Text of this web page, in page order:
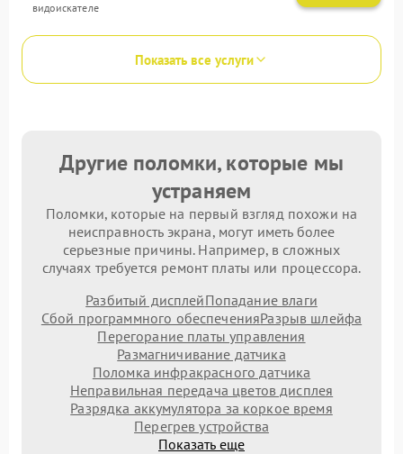
видоискателе
Показать все услуги
Другие поломки, которые мы
устраняем
Поломки, которые на первый взгляд похожи на
неисправность экрана, могут иметь более
серьезные причины. Например, в сложных
случаях требуется ремонт платы или процессора.
Разбитый дисплейПопадание влаги
Сбой программного обеспеченияРазрыв шлейфа
Перегорание платы управления
Размагничивание датчика
Поломка инфракрасного датчика
Неправильная передача цветов дисплея
Разрядка аккумулятора за коркое время
Перегрев устройства
Показать еще